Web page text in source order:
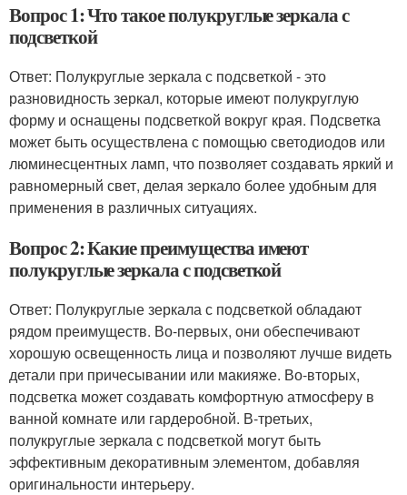
Вопрос 1: Что такое полукруглые зеркала с
подсветкой
Ответ: Полукруглые зеркала с подсветкой - это
разновидность зеркал, которые имеют полукруглую
форму и оснащены подсветкой вокруг края. Подсветка
может быть осуществлена с помощью светодиодов или
люминесцентных ламп, что позволяет создавать яркий и
равномерный свет, делая зеркало более удобным для
применения в различных ситуациях.
Вопрос 2: Какие преимущества имеют
полукруглые зеркала с подсветкой
Ответ: Полукруглые зеркала с подсветкой обладают
рядом преимуществ. Во-первых, они обеспечивают
хорошую освещенность лица и позволяют лучше видеть
детали при причесывании или макияже. Во-вторых,
подсветка может создавать комфортную атмосферу в
ванной комнате или гардеробной. В-третьих,
полукруглые зеркала с подсветкой могут быть
эффективным декоративным элементом, добавляя
оригинальности интерьеру.